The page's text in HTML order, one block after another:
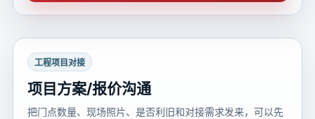
工程项目对接
项目方案/报价沟通
把门点数量、现场照片、是否利旧和对接需求发来，可以先